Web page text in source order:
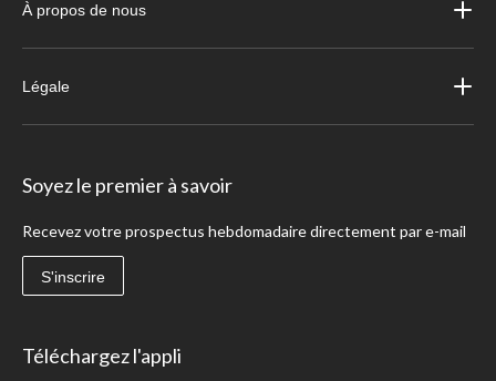
À propos de nous
Légale
Soyez le premier à savoir
Recevez votre prospectus hebdomadaire directement par e-mail
S'inscrire
Téléchargez l'appli